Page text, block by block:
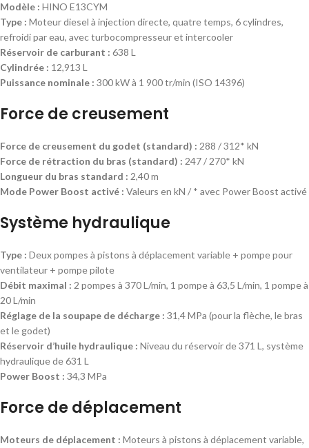
Modèle : HINO E13CYM
Type : Moteur diesel à injection directe, quatre temps, 6 cylindres,
refroidi par eau, avec turbocompresseur et intercooler
Réservoir de carburant : 638 L
Cylindrée : 12,913 L
Puissance nominale : 300 kW à 1 900 tr/min (ISO 14396)
Force de creusement
Force de creusement du godet (standard) : 288 / 312* kN
Force de rétraction du bras (standard) : 247 / 270* kN
Longueur du bras standard : 2,40 m
Mode Power Boost activé : Valeurs en kN / * avec Power Boost activé
Système hydraulique
Type : Deux pompes à pistons à déplacement variable + pompe pour
ventilateur + pompe pilote
Débit maximal : 2 pompes à 370 L/min, 1 pompe à 63,5 L/min, 1 pompe à
20 L/min
Réglage de la soupape de décharge : 31,4 MPa (pour la flèche, le bras
et le godet)
Réservoir d’huile hydraulique : Niveau du réservoir de 371 L, système
hydraulique de 631 L
Power Boost : 34,3 MPa
Force de déplacement
Moteurs de déplacement : Moteurs à pistons à déplacement variable,